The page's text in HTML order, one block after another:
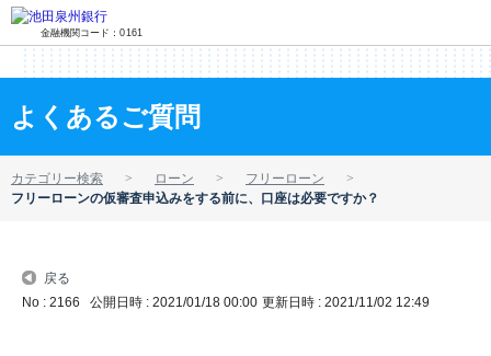
金融機関コード：0161
よくあるご質問
カテゴリー検索 ローン
フリーローン
フリーローンの仮審査申込みをする前に、口座は必要ですか？
戻る
No : 2166 公開日時 : 2021/01/18 00:00 更新日時 : 2021/11/02 12:49